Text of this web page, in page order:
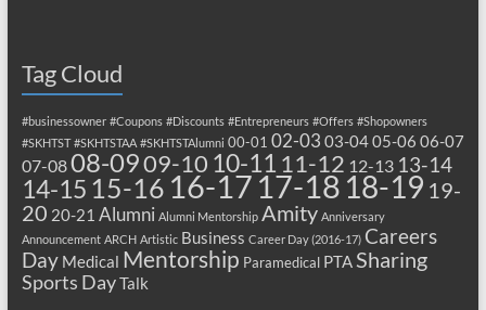
Tag Cloud
#businessowner #Coupons #Discounts #Entrepreneurs #Offers #Shopowners
#SKHTST #SKHTSTAA #SKHTSTAlumni 00-01 02-03 03-0405-06 06-07
07-0808-0909-10 10-11 11-12 12-13 13-14
14-15 15-16 16-1717-1818-19 19-
20 20-21 Alumni Alumni Mentorship Amity Anniversary
Announcement ARCH Artistic Business Career Day (2016-17) Careers
Day Medical Mentorship Paramedical PTA Sharing
Sports DayTalk